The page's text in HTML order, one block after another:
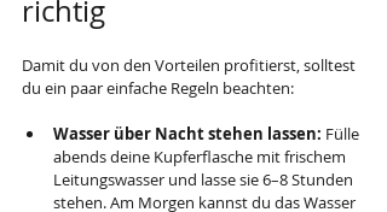
richtig
Damit du von den Vorteilen profitierst, solltest
du ein paar einfache Regeln beachten:
Wasser über Nacht stehen lassen: Fülle
abends deine Kupferflasche mit frischem
Leitungswasser und lasse sie 6–8 Stunden
stehen. Am Morgen kannst du das Wasser